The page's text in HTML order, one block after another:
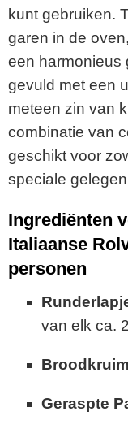
kunt gebruiken.
garen in de
een harmonieus
gevuld met een
meteen zin van
combinatie van
geschikt voor
speciale
Ingrediënten
Italiaanse
personen
van elk ca.
Broodkruim
Geraspte